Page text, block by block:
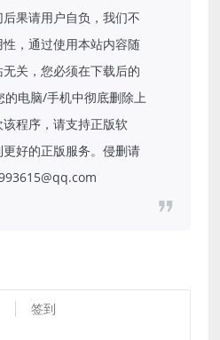
果请用户自负，我们不
，通过使用本站内容随
关，您必须在下载后的
电脑/手机中彻底删除上
程序，请支持正版软
好的正版服务。侵删请
签到